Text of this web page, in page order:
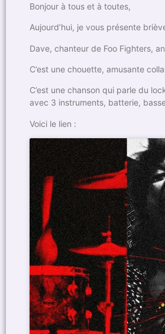
Bonjour à tous et à toutes,
Aujourd’hui, je vous présente
Dave, chanteur de Foo Fighters,
C’est une chouette, amusante
C’est une chanson qui parle du
avec 3 instruments, batterie,
Voici le lien :